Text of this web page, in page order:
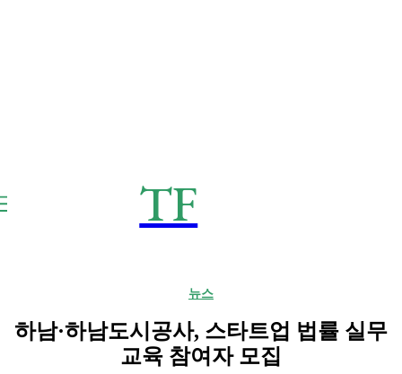
TF
뉴스
하남·하남도시공사, 스타트업 법률 실무
교육 참여자 모집